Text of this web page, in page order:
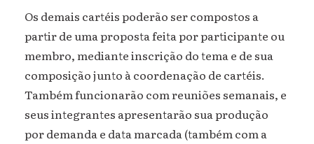
Os demais cartéis poderão ser compostos a
partir de uma proposta feita por participante ou
membro, mediante inscrição do tema e de sua
composição junto à coordenação de cartéis.
Também funcionarão com reuniões semanais, e
seus integrantes apresentarão sua produção
por demanda e data marcada (também com a